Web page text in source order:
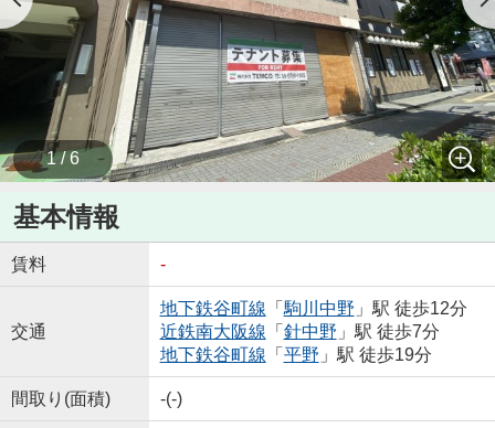
1 / 6
基本情報
賃料 -
交通
地下鉄谷町線 「 駒川中野 」駅 徒歩12分
近鉄南大阪線 「 針中野 」駅 徒歩7分
地下鉄谷町線 「 平野 」駅 徒歩19分
間取り(面積) -(-)